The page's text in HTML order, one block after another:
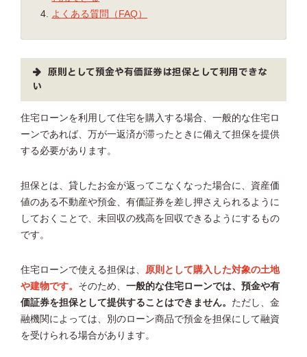
よくある質問（FAQ）
原則として預金や有価証券は担保として利用できな
い
住宅ローンを利用して住宅を購入する場合、一般的な住宅ロ
ーンであれば、万が一返済が滞ったときに備えて担保を提供
する必要があります。
担保とは、貸したお金が返ってこなくなった場合に、資産価
値のある不動産や預金、有価証券を差し押さえられるように
しておくことで、未回収の残高を回収できるようにするもの
です。
住宅ローンで使える担保は、 原則として購入した対象の土地
や建物です。 そのため、 一般的な住宅ローンでは、預金や有
価証券を担保として提供することはできません。 ただし、金
融機関によっては、別のローン商品で預金を担保にして融資
を受けられる場合があります。